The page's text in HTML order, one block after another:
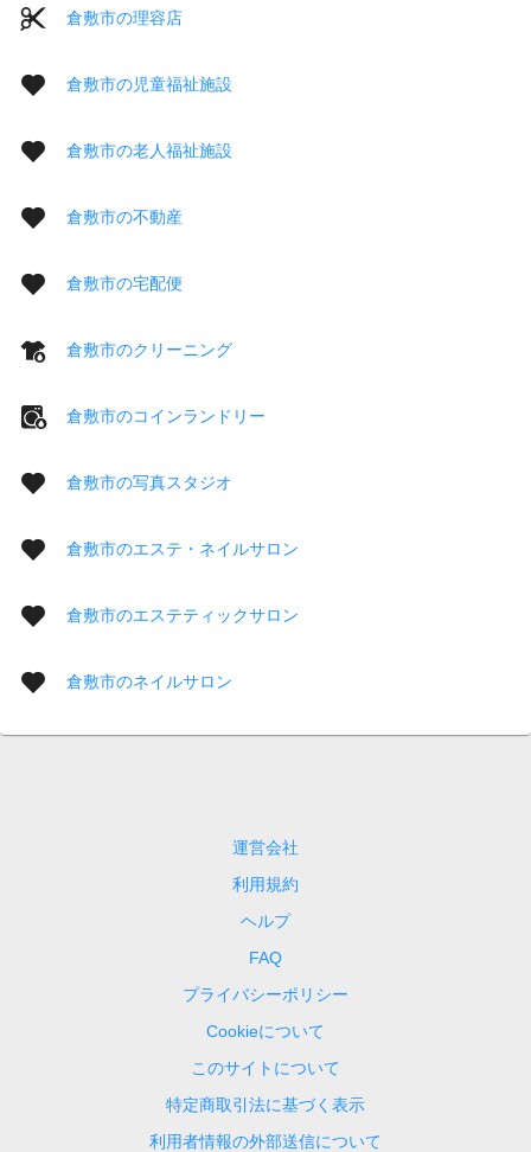
倉敷市の理容店
倉敷市の児童福祉施設
倉敷市の老人福祉施設
倉敷市の不動産
倉敷市の宅配便
倉敷市のクリーニング
倉敷市のコインランドリー
倉敷市の写真スタジオ
倉敷市のエステ・ネイルサロン
倉敷市のエステティックサロン
倉敷市のネイルサロン
運営会社
利用規約
ヘルプ
FAQ
プライバシーポリシー
Cookieについて
このサイトについて
特定商取引法に基づく表示
利用者情報の外部送信について